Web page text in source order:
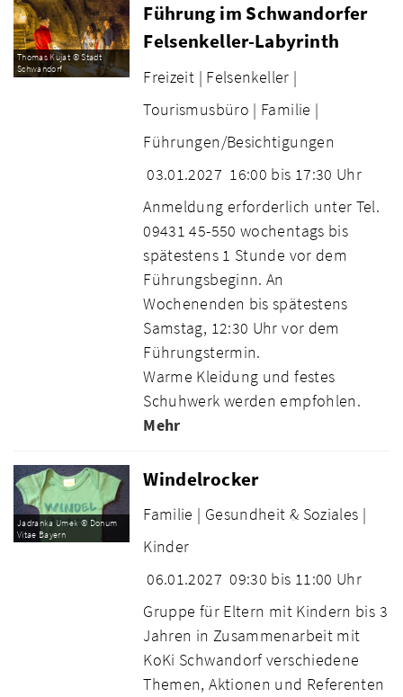
Thomas Kujat © Stadt
Schwandorf
Führung im Schwandorfer
Felsenkeller-Labyrinth
Freizeit | Felsenkeller |
Tourismusbüro | Familie |
Führungen/Besichtigungen
03.01.2027 16:00 bis 17:30 Uhr
Anmeldung erforderlich unter Tel.
09431 45-550 wochentags bis
spätestens 1 Stunde vor dem
Führungsbeginn. An
Wochenenden bis spätestens
Samstag, 12:30 Uhr vor dem
Führungstermin.
Warme Kleidung und festes
Schuhwerk werden empfohlen.
Mehr
Jadranka Umek © Donum
Vitae Bayern
Windelrocker
Familie | Gesundheit & Soziales |
Kinder
06.01.2027 09:30 bis 11:00 Uhr
Gruppe für Eltern mit Kindern bis 3
Jahren in Zusammenarbeit mit
KoKi Schwandorf verschiedene
Themen, Aktionen und Referenten